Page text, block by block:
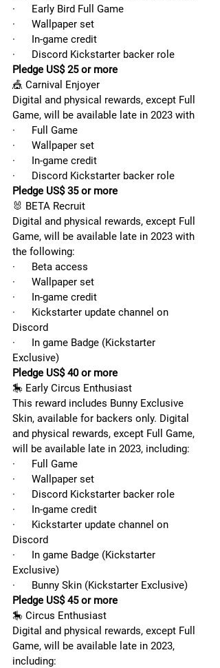
·      Early Bird Full Game
·      Wallpaper set
·      In-game credit
·      Discord Kickstarter backer role
Pledge US$ 25 or more
🎪 Carnival Enjoyer
Digital and physical rewards, except Full
Game, will be available late in 2023 with
·      Full Game
·      Wallpaper set
·      In-game credit
·      Discord Kickstarter backer role
Pledge US$ 35 or more
🐰 BETA Recruit
Digital and physical rewards, except Full
Game, will be available late in 2023 with
the following:
·      Beta access
·      Wallpaper set
·      In-game credit
·      Kickstarter update channel on
Discord
·      In game Badge (Kickstarter
Exclusive)
Pledge US$ 40 or more
🎠 Early Circus Enthusiast
This reward includes Bunny Exclusive
Skin, available for backers only. Digital
and physical rewards, except Full Game,
will be available late in 2023, including:
·      Full Game
·      Wallpaper set
·      Discord Kickstarter backer role
·      In-game credit
·      Kickstarter update channel on
Discord
·      In game Badge (Kickstarter
Exclusive)
·      Bunny Skin (Kickstarter Exclusive)
Pledge US$ 45 or more
🎠 Circus Enthusiast
Digital and physical rewards, except Full
Game, will be available late in 2023,
including: